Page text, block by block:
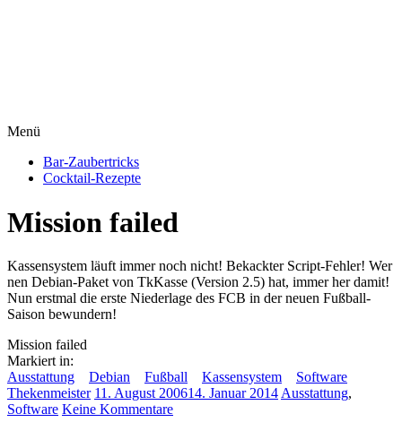
Menü
Bar-Zaubertricks
Cocktail-Rezepte
Mission failed
Kassensystem läuft immer noch nicht! Bekackter Script-Fehler! Wer
nen Debian-Paket von TkKasse (Version 2.5) hat, immer her damit!
Nun erstmal die erste Niederlage des FCB in der neuen Fußball-
Saison bewundern!
Mission failed
Markiert in:
Ausstattung
Debian Fußball Kassensystem
Software
Thekenmeister 11. August 200614. Januar 2014 Ausstattung,
Software Keine Kommentare